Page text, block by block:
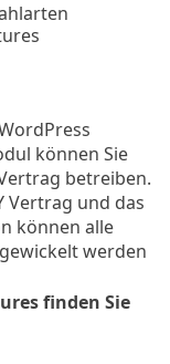
können Sie
betreiben.
Vertrag und das
können alle
werden
finden Sie